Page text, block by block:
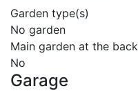
Garden type(s)
No garden
Main garden at the back
No
Garage